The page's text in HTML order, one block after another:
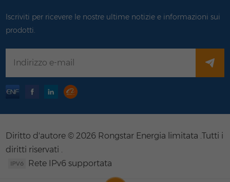
Iscriviti per ricevere le nostre ultime notizie e informazioni sui
prodotti.
Diritto d'autore © 2026 Rongstar Energia limitata .Tutti i
diritti riservati .
Rete IPv6 supportata